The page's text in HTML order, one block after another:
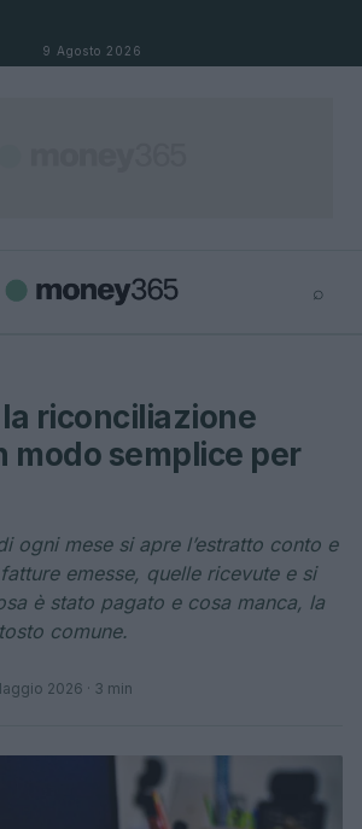
9 Agosto 2026
⌕
riconciliazione
modo semplice per
ogni mese si apre l’estratto conto e
emesse, quelle ricevute e si
è stato pagato e cosa manca, la
comune.
2026 · 3 min